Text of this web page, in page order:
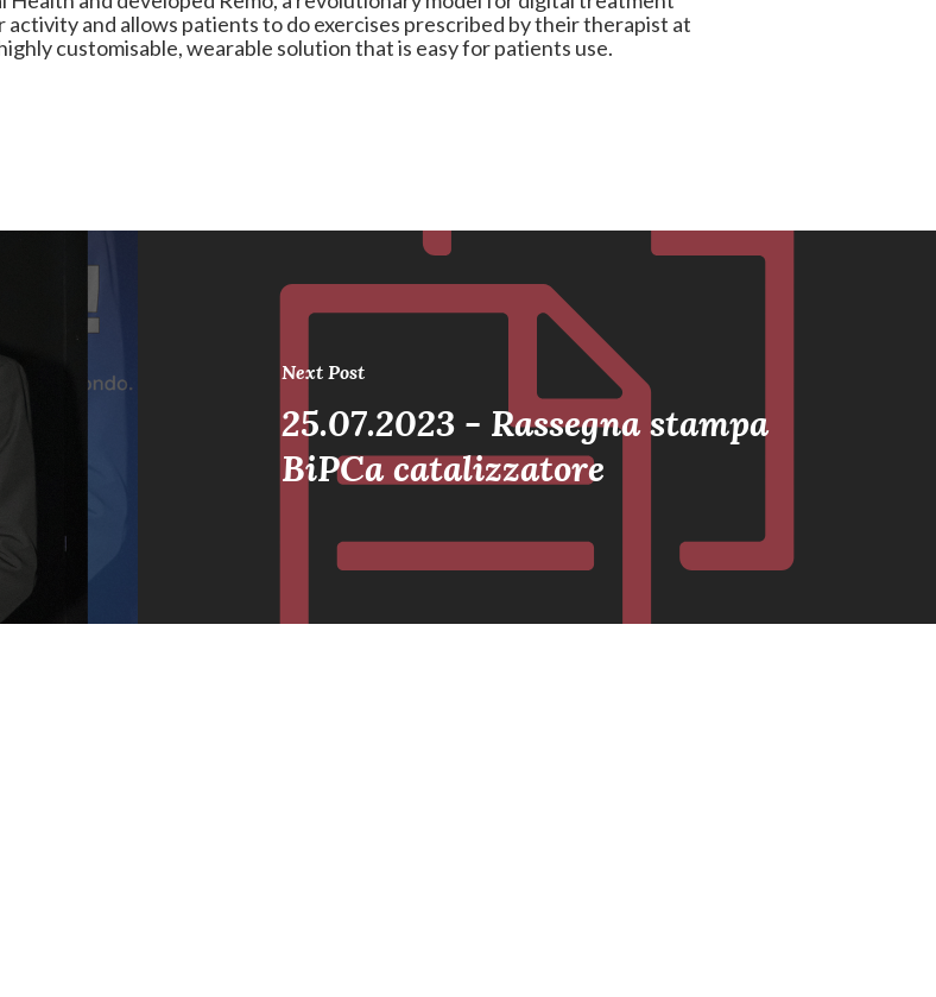
activity and allows patients to do exercises prescribed by their therapist at
customisable, wearable solution that is easy for patients use.
Next Post
25.07.2023 - Rassegna stampa
BiPCa catalizzatore